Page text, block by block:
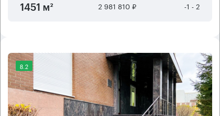
1451 м² 2 981 810 ₽ -1 - 2
8.2